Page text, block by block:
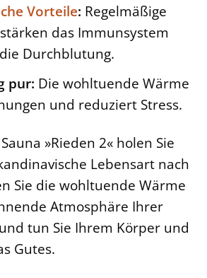
Vorteile: Regelmäßige
das Immunsystem
Durchblutung.
pur: Die wohltuende Wärme
und reduziert Stress.
»Rieden 2« holen Sie
Lebensart nach
Sie die wohltuende Wärme
Atmosphäre Ihrer
tun Sie Ihrem Körper und
Gutes.